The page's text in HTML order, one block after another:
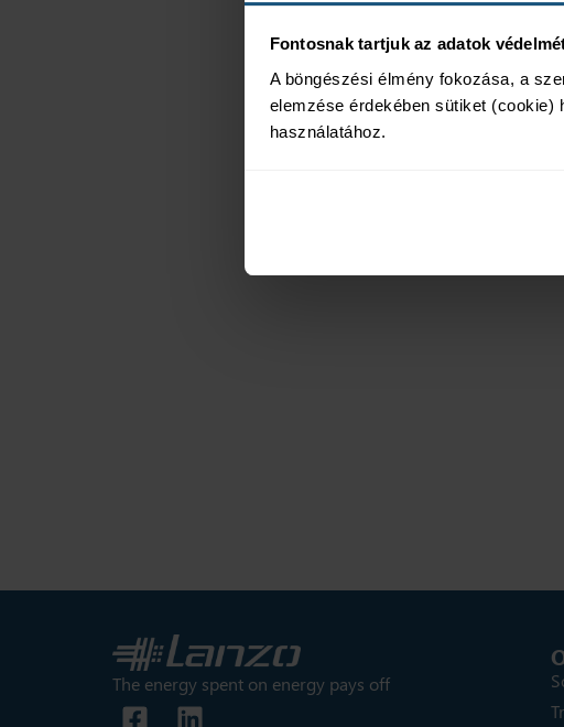
Fontosnak tartjuk az adatok
A böngészési élmény fokozása, a
elemzése érdekében sütiket (cookie)
használatához.
The energy spent on energy pays off